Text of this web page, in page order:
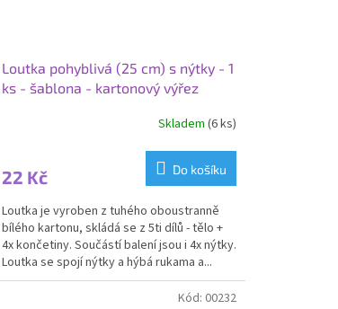
Loutka pohyblivá (25 cm) s nýtky - 1
ks - šablona - kartonový výřez
je
z
5
hvězdiček.
Skladem (6 ks)
22 Kč Do košíku
Loutka je vyroben z tuhého oboustranně
bílého kartonu, skládá se z 5ti dílů - tělo +
4x končetiny. Součástí balení jsou i 4x nýtky.
Loutka se spojí nýtky a hýbá rukama a...
Kód: 00232